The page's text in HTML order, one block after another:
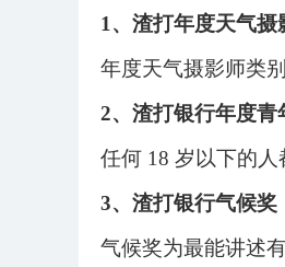
1、渣打年度天气摄
年度天气摄影师类
2、渣打银行年度青
任何 18 岁以下的人
3、渣打银行气候奖
气候奖为最能讲述